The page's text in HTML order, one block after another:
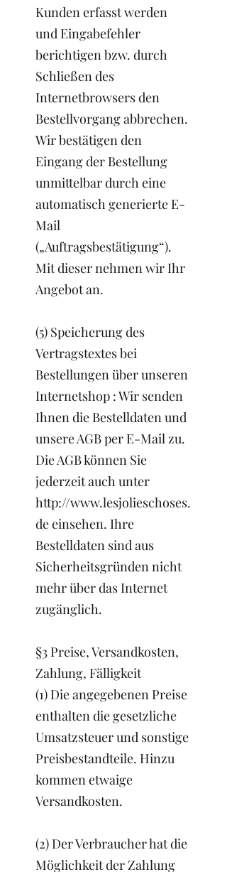
Kunden erfasst werden
und Eingabefehler
berichtigen bzw. durch
Schließen des
Internetbrowsers den
Bestellvorgang abbrechen.
Wir bestätigen den
Eingang der Bestellung
unmittelbar durch eine
automatisch generierte E-
Mail
(„Auftragsbestätigung“).
Mit dieser nehmen wir Ihr
Angebot an.
(5) Speicherung des
Vertragstextes bei
Bestellungen über unseren
Internetshop : Wir senden
Ihnen die Bestelldaten und
unsere AGB per E-Mail zu.
Die AGB können Sie
jederzeit auch unter
http://www.lesjolieschoses.
deeinsehen. Ihre
Bestelldaten sind aus
Sicherheitsgründen nicht
mehr über das Internet
zugänglich.
§3 Preise, Versandkosten,
Zahlung, Fälligkeit
(1) Die angegebenen Preise
enthalten die gesetzliche
Umsatzsteuer und sonstige
Preisbestandteile. Hinzu
kommen etwaige
Versandkosten.
(2) Der Verbraucher hat die
Möglichkeit der Zahlung